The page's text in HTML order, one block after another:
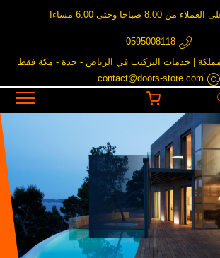
8:00 صباحا وحتى 6:00 مساءا
0595008118
| خدمات التركيب في الرياض - جدة - مكة فقط
contact@doors-store.com